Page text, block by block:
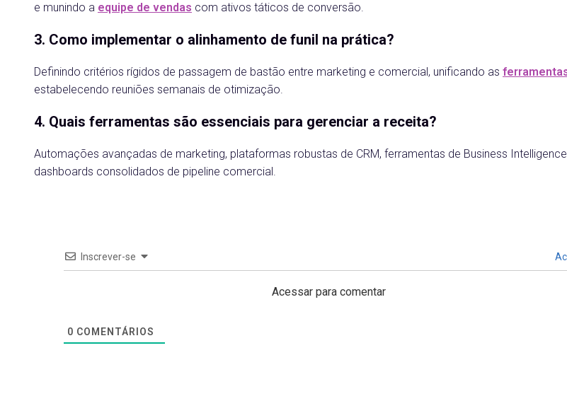
e munindo a equipe de vendas com ativos táticos de conversão.
3. Como implementar o alinhamento de funil na prática?
Definindo critérios rígidos de passagem de bastão entre marketing e comercial, unificando as
estabelecendo reuniões semanais de otimização.
4. Quais ferramentas são essenciais para gerenciar a receita?
Automações avançadas de marketing, plataformas robustas de CRM, ferramentas de Business
dashboards consolidados de pipeline comercial.
Inscrever-se
Acessar para comentar
0 COMENTÁRIOS